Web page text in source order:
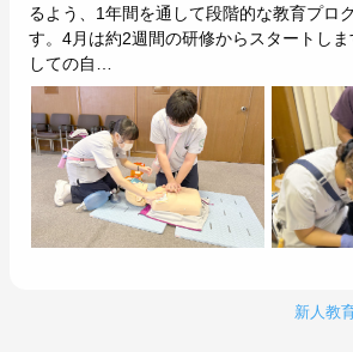
るよう、1年間を通して段階的な教育プロ
す。4月は約2週間の研修からスタートし
しての自…
新人教